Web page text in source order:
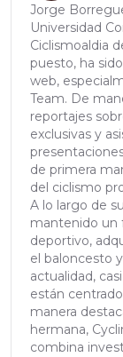
Jorge
Universidad
Ciclismoaldia
puesto, ha
web,
Team. De
reportajes
exclusivas y
de primera
del ciclismo
A lo largo de
mantenido un
deportivo,
el baloncesto
actualidad,
están
manera
hermana,
combina